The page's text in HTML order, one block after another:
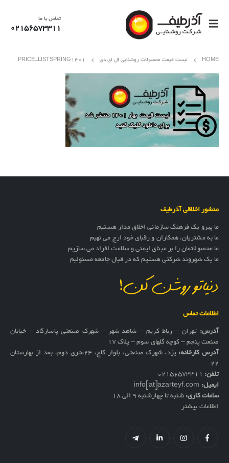
تماس با ما
02156573311
HOME لیست قیمت محصولات روشنایی ال ای دی PRICE-LISTSPRING۱۴۰۱
منشور اخلاقی آذرطیف
ما پیرو یک فرهنگ سازمانی اخلاق مدار هستیم
ما به مشتریان، همکاران و رقبای خود ارج می نهیم
ما محصولاتمان را بر مبنای ایمنی و سلامت افراد می سازیم
ما یک شهروند شرکتی هستیم که در قبال جامعه مسئولیم
دنیاتو روشن کن!
اطلاعات تماس
آدرس: تهران – رباط کریم – شاهد شهر – شهرک صنعتی پاسارگاد – خیابان
صنعت پنجم – کوچه گلهای سوم – پلاک 17
آدرس کارخانه:
یزد، شهرک صنعتی، بلوار کاج، ۲۴متری دوم، بعد از بهارستان
۲۲
تلفن: 02156573311
ایمیل: info[at]azarteyf.com
ساعات کاری: شنبه تا چهارشنبه 9 الی 18
اطلاعات بیشتر